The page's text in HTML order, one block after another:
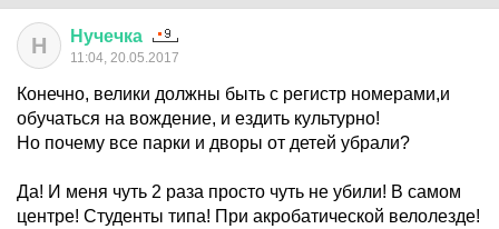
Н Нучечка
11:04, 20.05.2017
Конечно, велики должны быть с регистр номерами,и
обучаться на вождение, и ездить культурно!
Но почему все парки и дворы от детей убрали?
Да! И меня чуть 2 раза просто чуть не убили! В самом
центре! Студенты типа! При акробатической велолезде!